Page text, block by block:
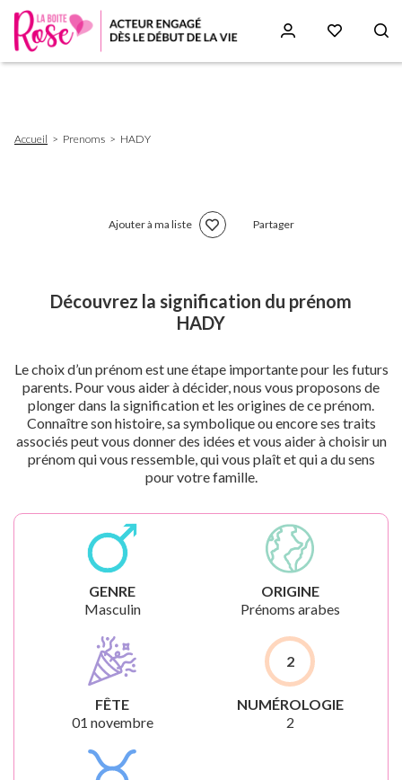
d'Ariane
Accueil Prenoms HADY
Ajouter à ma liste Partager
Découvrez la signification du prénom
HADY
Le choix d’un prénom est une étape importante pour les futurs
parents. Pour vous aider à décider, nous vous proposons de
plonger dans la signification et les origines de ce prénom.
Connaître son histoire, sa symbolique ou encore ses traits
associés peut vous donner des idées et vous aider à choisir un
prénom qui vous ressemble, qui vous plaît et qui a du sens
pour votre famille.
GENRE
Masculin
ORIGINE
Prénoms arabes
FÊTE
01 novembre
2
NUMÉROLOGIE
2